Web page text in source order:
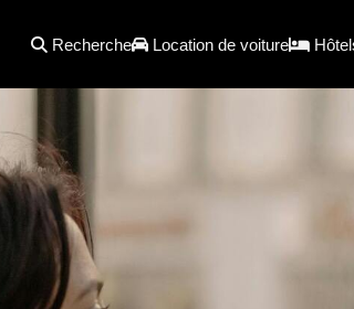
Recherche Location de voiture